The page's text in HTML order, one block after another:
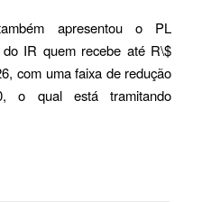
apresentou o PL
IR quem recebe até R\$
com uma faixa de redução
o qual está tramitando